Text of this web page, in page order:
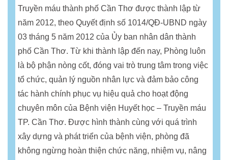
Truyền máu thành phố Cần Thơ được thành lập từ
năm 2012, theo Quyết định số 1014/QĐ-UBND ngày
03 tháng 5 năm 2012 của Ủy ban nhân dân thành
phố Cần Thơ. Từ khi thành lập đến nay, Phòng luôn
là bộ phận nòng cốt, đóng vai trò trung tâm trong việc
tổ chức, quản lý nguồn nhân lực và đảm bảo công
tác hành chính phục vụ hiệu quả cho hoạt động
chuyên môn của Bệnh viện Huyết học – Truyền máu
TP. Cần Thơ. Được hình thành cùng với quá trình
xây dựng và phát triển của bệnh viện, phòng đã
không ngừng hoàn thiện chức năng, nhiệm vụ, nâng